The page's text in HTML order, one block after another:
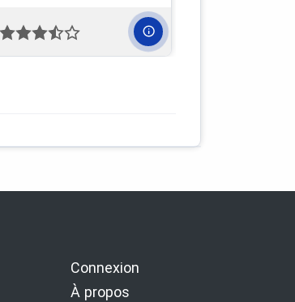
Connexion
À propos